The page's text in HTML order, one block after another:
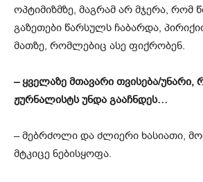
ოპტიმიზმზე, მაგრამ არ მჯერა, რომ
გაზეთები წარსულს ჩაბარდა,
მათზე, რომლებიც ასე ფიქრობენ.
–ყველაზე მთავარი თვისება/
ჟურნალისტს უნდა გააჩნდეს…
– მებრძოლი და ძლიერი ხასიათი,
მტკიცე ნებისყოფა.